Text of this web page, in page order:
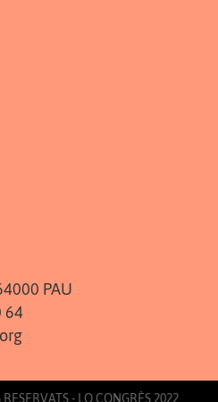
PAU
64
- LO CONGRÈS 2022